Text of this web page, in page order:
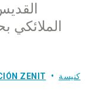
ZENIT
كنيسة